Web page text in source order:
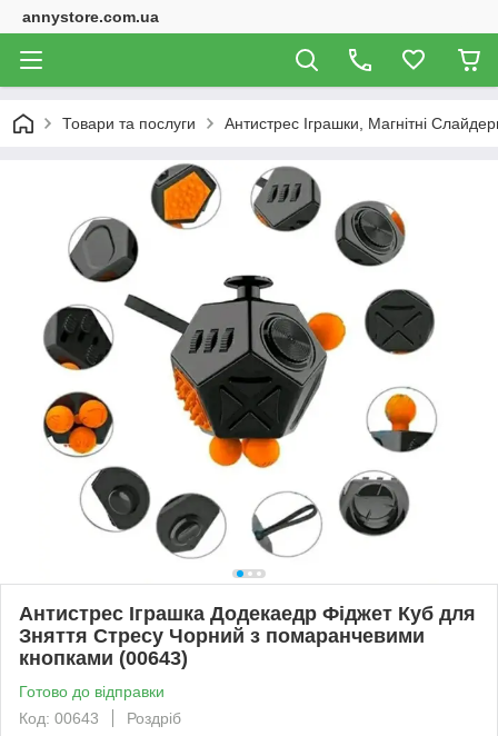
annystore.com.ua
Товари та послуги Антистрес Іграшки, Магнітні
Антистрес Іграшка Додекаедр Фіджет Куб для
Зняття Стресу Чорний з помаранчевими
кнопками (00643)
Готово до відправки
Код: 00643
Роздріб